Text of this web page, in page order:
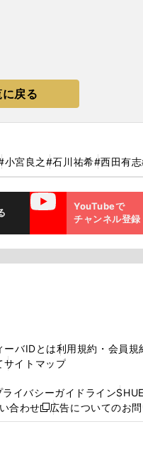
戻る
小宮良之#石川祐希#西田有志
YouTube
YouTubeで
チャンネル登録
ーバIDとは利用規約・会員規
サイトマップ
ライバシーガイドライン
合わせ
新
し
広告についてのお